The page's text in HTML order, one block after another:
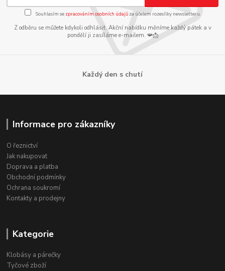
Souhlasím se zpracováním osobních údajůza účelem rozesílky newsletteru.
Z odběru se můžete kdykoli odhlásit. Akční nabídku měníme každý pátek a v
pondělí ji zasíláme e-mailem. 📯📩
Každý den s chutí
Informace pro zákazníky
O řeznictví
Jak nakupovat
Doprava a platba
Obchodní podmínky
Ochrana soukromí
Kontakty a prodejny
Kategorie
Klobásy a párečky
Tyčové zboží